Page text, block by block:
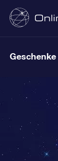
Geschenke